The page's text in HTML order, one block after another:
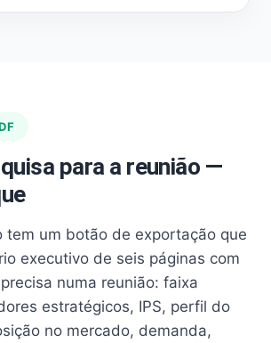
para a reunião —
tem um botão de exportação que
executivo de seis páginas com
numa reunião: faixa
estratégicos, IPS, perfil do
no mercado, demanda,